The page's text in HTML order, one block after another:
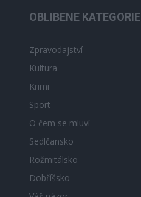
OBLÍBENÉ KATEGORIE
Zpravodajství
Kultura
Krimi
Sport
O čem se mluví
Sedlčansko
Rožmitálsko
Dobříšsko